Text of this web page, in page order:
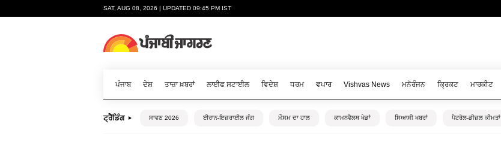
SAT, AUG 08, 2026 | UPDATED 09:45 PM IST
ਪੰਜਾਬ ਦੇਸ਼ ਤਾਜ਼ਾ ਖ਼ਬਰਾਂ ਲਾਈਫ ਸਟਾਈਲ ਵਿਦੇਸ਼ ਧਰਮ ਵਪਾਰ Vishvas News ਮਨੋਰੰਜਨ ਕ੍ਰਿਕਟ ਮਾਰਕੀਟ
ਟ੍ਰੈਂਡਿੰਗ ਸਾਵਣ 2026 ਈਰਾਨ-ਇਜ਼ਰਾਈਲ ਜੰਗ ਮੌਸਮ ਦਾ ਹਾਲ ਕਾਮਨਵੈਲਥ ਖੇਡਾਂ ਸਿਆਸੀ ਖਬਰਾਂ ਪੈਟਰੋਲ-ਡੀਜ਼ਲ ਕੀਮਤਾਂ